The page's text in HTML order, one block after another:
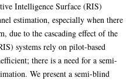
Intelligence Surface (RIS)
estimation, especially when there
due to the cascading effect of the
systems rely on pilot-based
there is a need for a semi-
We present a semi-blind